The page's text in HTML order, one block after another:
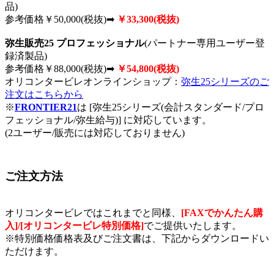
品)
参考価格￥50,000(税抜)➡ ￥33,300(税抜)
弥生販売25 プロフェッショナル(パートナー専用ユーザー登
録済製品)
参考価格￥88,000(税抜)➡ ￥54,800(税抜)
オリコンタービレオンラインショップ： 弥生25シリーズのご
注文はこちらから
※FRONTIER21は [弥生25シリーズ(会計スタンダード/プロ
フェッショナル/弥生給与)] に対応しています。
(2ユーザー/販売には対応しておりません)
ご注文方法
オリコンタービレではこれまでと同様、 [FAXでかんたん購
入]/[オリコンタービレ特別価格]でご提供いたします。
※特別価格価格表及びご注文書は、下記からダウンロードい
ただけます。